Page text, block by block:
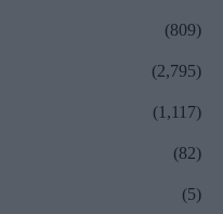
(809)
(2,795)
(1,117)
(82)
(5)